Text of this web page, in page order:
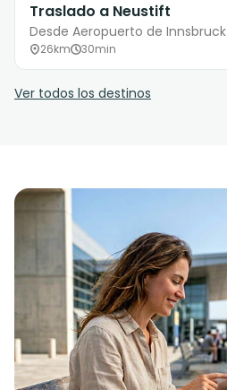
Traslado a Neustift
Desde Aeropuerto de Innsbruck
26km 30min
Ver todos los destinos